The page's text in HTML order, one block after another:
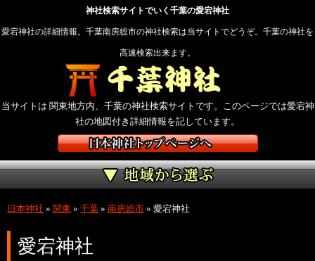
神社検索サイトでいく千葉の愛宕神社
愛宕神社の詳細情報。千葉南房総市の神社検索は当サイトでどうぞ。千葉の神社を
高速検索出来ます。
当サイトは 関東地方内、千葉の神社検索サイトです。このページでは愛宕神
社の地図付き詳細情報を記しています。
日本神社 » 関東 » 千葉 » 南房総市 » 愛宕神社
愛宕神社